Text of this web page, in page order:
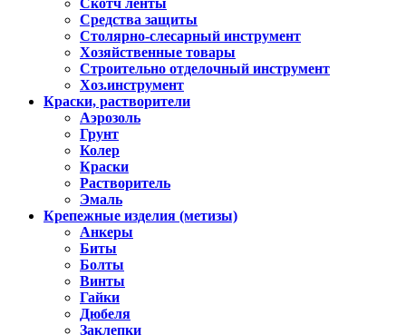
Скотч ленты
Средства защиты
Столярно-слесарный инструмент
Хозяйственные товары
Строительно отделочный инструмент
Хоз.инструмент
Краски, растворители
Аэрозоль
Грунт
Колер
Краски
Растворитель
Эмаль
Крепежные изделия (метизы)
Анкеры
Биты
Болты
Винты
Гайки
Дюбеля
Заклепки